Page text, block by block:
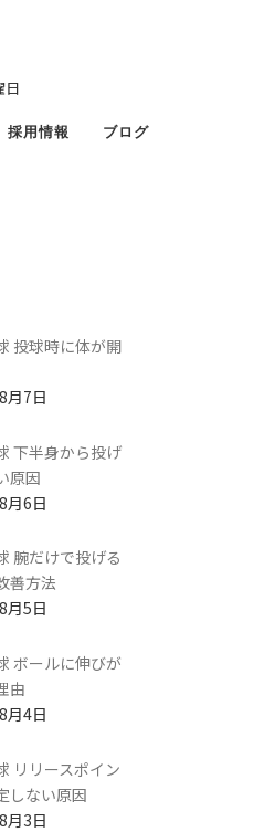
採用情報 ブログ
日
投球時に体が開
月7日
下半身から投げ
原因
月6日
腕だけで投げる
善方法
月5日
ボールに伸びが
由
月4日
リリースポイン
しない原因
月3日